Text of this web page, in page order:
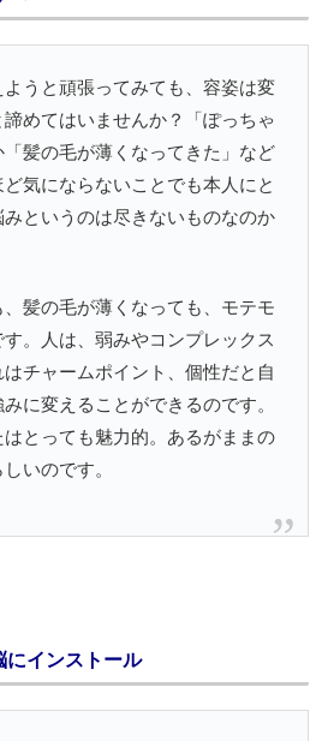
うと頑張ってみても、容姿は変
めてはいませんか？「ぽっちゃ
「髪の毛が薄くなってきた」など
気にならないことでも本人にと
というのは尽きないものなのか
髪の毛が薄くなっても、モテモ
。人は、弱みやコンプレックス
チャームポイント、個性だと自
に変えることができるのです。
とっても魅力的。あるがままの
いのです。
にインストール